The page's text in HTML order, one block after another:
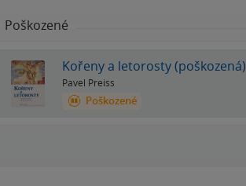
Poškozené
Kořeny a letorosty (poškozená)
Pavel Preiss
Poškozené